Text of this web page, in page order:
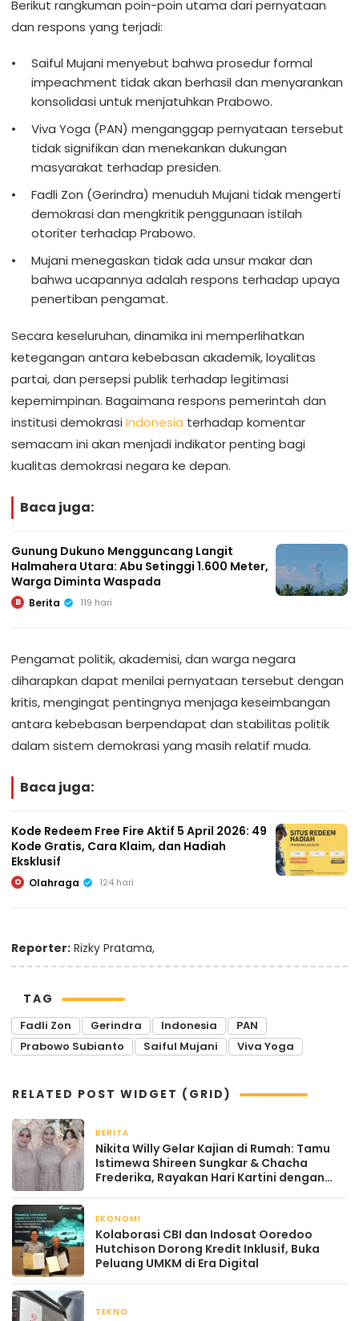
Berikut rangkuman poin-poin utama dari pernyataan
dan respons yang terjadi:
Saiful Mujani menyebut bahwa prosedur formal
impeachment tidak akan berhasil dan menyarankan
konsolidasi untuk menjatuhkan Prabowo.
Viva Yoga (PAN) menganggap pernyataan tersebut
tidak signifikan dan menekankan dukungan
masyarakat terhadap presiden.
Fadli Zon (Gerindra) menuduh Mujani tidak mengerti
demokrasi dan mengkritik penggunaan istilah
otoriter terhadap Prabowo.
Mujani menegaskan tidak ada unsur makar dan
bahwa ucapannya adalah respons terhadap upaya
penertiban pengamat.
Secara keseluruhan, dinamika ini memperlihatkan
ketegangan antara kebebasan akademik, loyalitas
partai, dan persepsi publik terhadap legitimasi
kepemimpinan. Bagaimana respons pemerintah dan
institusi demokrasi Indonesia terhadap komentar
semacam ini akan menjadi indikator penting bagi
kualitas demokrasi negara ke depan.
Baca juga:
Gunung Dukuno Mengguncang Langit
Halmahera Utara: Abu Setinggi 1.600 Meter,
Warga Diminta Waspada
B Berita 119 hari
Pengamat politik, akademisi, dan warga negara
diharapkan dapat menilai pernyataan tersebut dengan
kritis, mengingat pentingnya menjaga keseimbangan
antara kebebasan berpendapat dan stabilitas politik
dalam sistem demokrasi yang masih relatif muda.
Baca juga:
Kode Redeem Free Fire Aktif 5 April 2026: 49
Kode Gratis, Cara Klaim, dan Hadiah
Eksklusif
O Olahraga 124 hari
Reporter: Rizky Pratama,
TAG
Fadli Zon Gerindra Indonesia
PAN
Prabowo Subianto
Saiful Mujani Viva Yoga
RELATED POST WIDGET (GRID)
BERITA
Nikita Willy Gelar Kajian di Rumah: Tamu
Istimewa Shireen Sungkar & Chacha
Frederika, Rayakan Hari Kartini dengan
EKONOMI
Kolaborasi CBI dan Indosat Ooredoo
Hutchison Dorong Kredit Inklusif, Buka
Peluang UMKM di Era Digital
TEKNO